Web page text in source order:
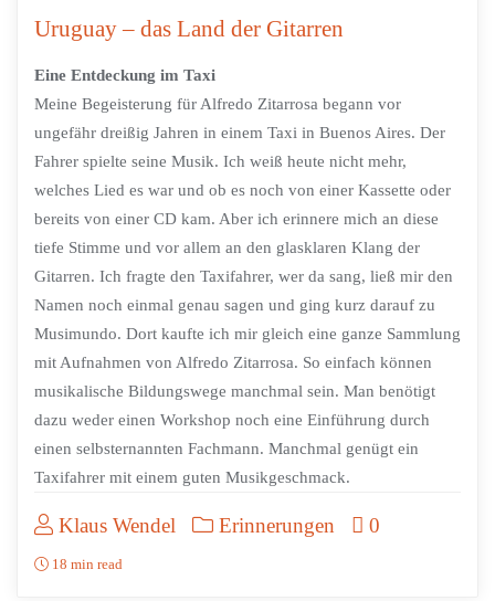
Uruguay – das Land der Gitarren
Eine Entdeckung im Taxi
Meine Begeisterung für Alfredo Zitarrosa begann vor
ungefähr dreißig Jahren in einem Taxi in Buenos Aires. Der
Fahrer spielte seine Musik. Ich weiß heute nicht mehr,
welches Lied es war und ob es noch von einer Kassette oder
bereits von einer CD kam. Aber ich erinnere mich an diese
tiefe Stimme und vor allem an den glasklaren Klang der
Gitarren. Ich fragte den Taxifahrer, wer da sang, ließ mir den
Namen noch einmal genau sagen und ging kurz darauf zu
Musimundo. Dort kaufte ich mir gleich eine ganze Sammlung
mit Aufnahmen von Alfredo Zitarrosa. So einfach können
musikalische Bildungswege manchmal sein. Man benötigt
dazu weder einen Workshop noch eine Einführung durch
einen selbsternannten Fachmann. Manchmal genügt ein
Taxifahrer mit einem guten Musikgeschmack.
Klaus Wendel Erinnerungen 0
18 min read